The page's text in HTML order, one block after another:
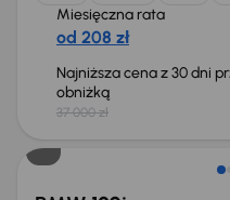
Miesięczna rata
od 208 zł
Najniższa cena z 30 dni
obniżką
37 000 zł